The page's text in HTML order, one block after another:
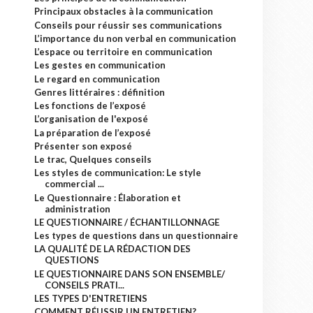
Principaux obstacles à la communication
Conseils pour réussir ses communications
L’importance du non verbal en communication
L’espace ou territoire en communication
Les gestes en communication
Le regard en communication
Genres littéraires : définition
Les fonctions de l’exposé
L’organisation de l'exposé
La préparation de l’exposé
Présenter son exposé
Le trac, Quelques conseils
Les styles de communication: Le style
commercial ...
Le Questionnaire : Élaboration et
administration
LE QUESTIONNAIRE / ÉCHANTILLONNAGE
Les types de questions dans un questionnaire
LA QUALITÉ DE LA RÉDACTION DES
QUESTIONS
LE QUESTIONNAIRE DANS SON ENSEMBLE/
CONSEILS PRATI...
LES TYPES D'ENTRETIENS